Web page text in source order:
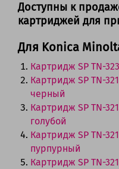
Доступны к
картриджей для
Для Konica
Картридж SP TN-
Картридж SP TN-
черный
Картридж SP TN-
голубой
Картридж SP TN-
пурпурный
Картридж SP TN-